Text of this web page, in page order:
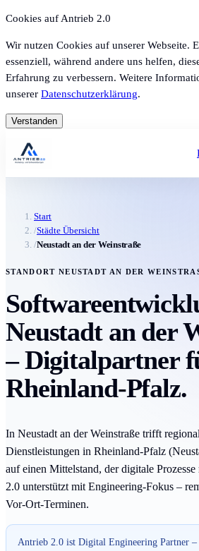
Cookies auf Antrieb 2.0
Wir nutzen Cookies auf unserer Webseite.
essenziell, während andere uns helfen,
Erfahrung zu verbessern. Weitere
unserer Datenschutzerklärung.
Verstanden
Start
/Städte Übersicht
/Neustadt an der Weinstraße
STANDORT NEUSTADT AN DER
Neustadt an der
– Digitalpartner
Rheinland-Pfalz.
In Neustadt an der Weinstraße trifft
Dienstleistungen in Rheinland-Pfalz
auf einen Mittelstand, der digitale
2.0 unterstützt mit Engineering-Fokus –
Vor-Ort-Terminen.
Antrieb 2.0 ist Digital Engineering Partner